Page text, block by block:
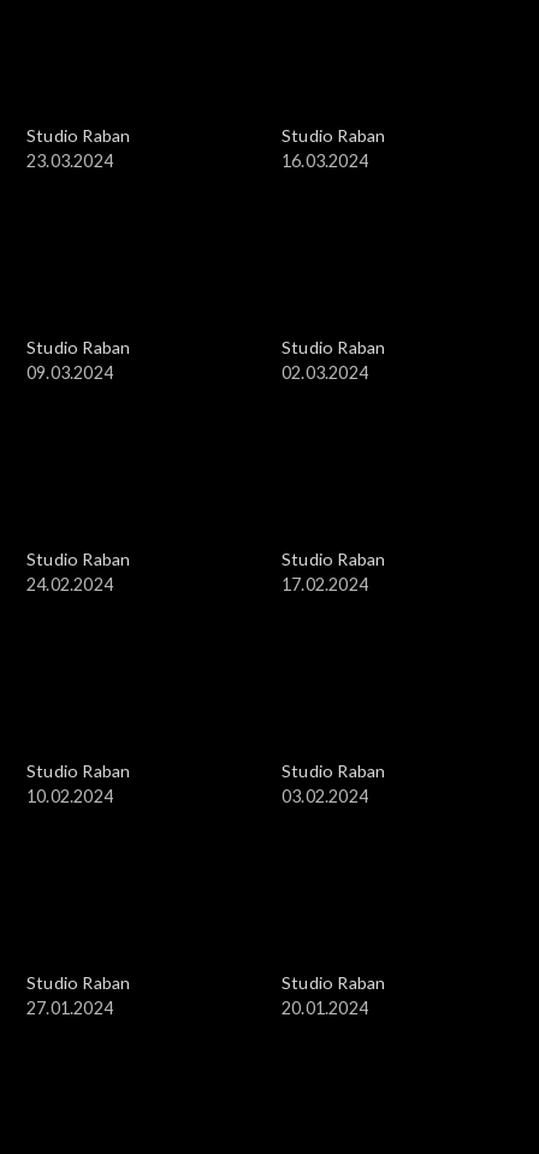
Studio Raban
23.03.2024
Studio Raban
16.03.2024
Studio Raban
09.03.2024
Studio Raban
02.03.2024
Studio Raban
24.02.2024
Studio Raban
17.02.2024
Studio Raban
10.02.2024
Studio Raban
03.02.2024
Studio Raban
27.01.2024
Studio Raban
20.01.2024